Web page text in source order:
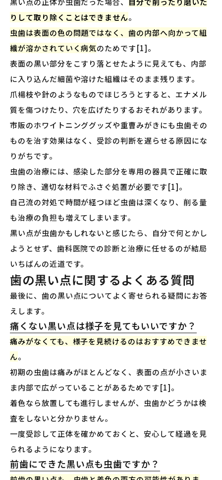
りして取り除くことはできません。
虫歯は表面の色の問題ではなく、歯の内部へ向かって組
織が溶かされていく病気のためです[1]。
表面の黒い部分をこすり落とせたように見えても、内部
に入り込んだ細菌や溶けた組織はそのまま残ります。
爪楊枝や針のようなものでほじろうとすると、エナメル
質を傷つけたり、穴を広げたりするおそれがあります。
市販のホワイトニンググッズや重曹みがきにも虫歯その
ものを治す効果はなく、受診の判断を遅らせる原因にな
りがちです。
虫歯の治療には、感染した部分を専用の器具で正確に取
り除き、適切な材料でふさぐ処置が必要です[1]。
自己流の対処で時間が経つほど虫歯は深くなり、削る量
も治療の負担も増えてしまいます。
黒い点が虫歯かもしれないと感じたら、自分で何とかし
ようとせず、歯科医院での診断と治療に任せるのが結局
いちばんの近道です。
歯の黒い点に関するよくある質問
最後に、歯の黒い点についてよく寄せられる疑問にお答
えします。
痛くない黒い点は様子を見てもいいですか？
痛みがなくても、様子を見続けるのはおすすめできませ
ん。
初期の虫歯は痛みがほとんどなく、表面の点が小さいま
ま内部で広がっていることがあるためです[1]。
着色なら放置しても進行しませんが、虫歯かどうかは検
査をしないと分かりません。
一度受診して正体を確かめておくと、安心して経過を見
られるようになります。
前歯にできた黒い点も虫歯ですか？